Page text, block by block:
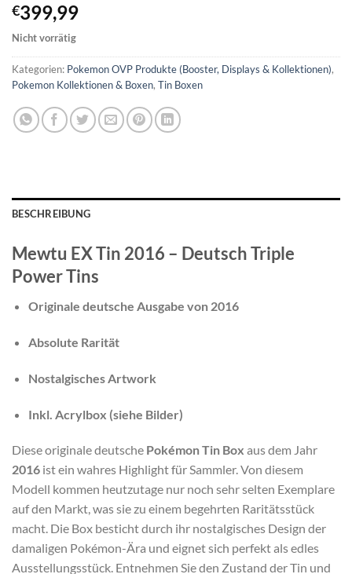
€399,99
Nicht vorrätig
Kategorien: Pokemon OVP Produkte (Booster, Displays & Kollektionen),
Pokemon Kollektionen & Boxen, Tin Boxen
BESCHREIBUNG
Mewtu EX Tin 2016 – Deutsch Triple
Power Tins
Originale deutsche Ausgabe von 2016
Absolute Rarität
Nostalgisches Artwork
Inkl. Acrylbox (siehe Bilder)
Diese originale deutsche Pokémon Tin Box aus dem Jahr
2016 ist ein wahres Highlight für Sammler. Von diesem
Modell kommen heutzutage nur noch sehr selten Exemplare
auf den Markt, was sie zu einem begehrten Raritätsstück
macht. Die Box besticht durch ihr nostalgisches Design der
damaligen Pokémon-Ära und eignet sich perfekt als edles
Ausstellungsstück. Entnehmen Sie den Zustand der Tin und